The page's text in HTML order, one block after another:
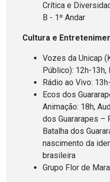
Crítica e
B - 1º Andar
Cultura e
Vozes da Unicap
Público): 12h-
Rádio ao Vivo:
Ecos dos
Animação: 18h,
dos Guararapes –
Batalha dos
nascimento da
brasileira
Grupo Flor de